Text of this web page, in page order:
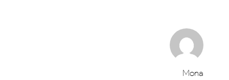
Mona